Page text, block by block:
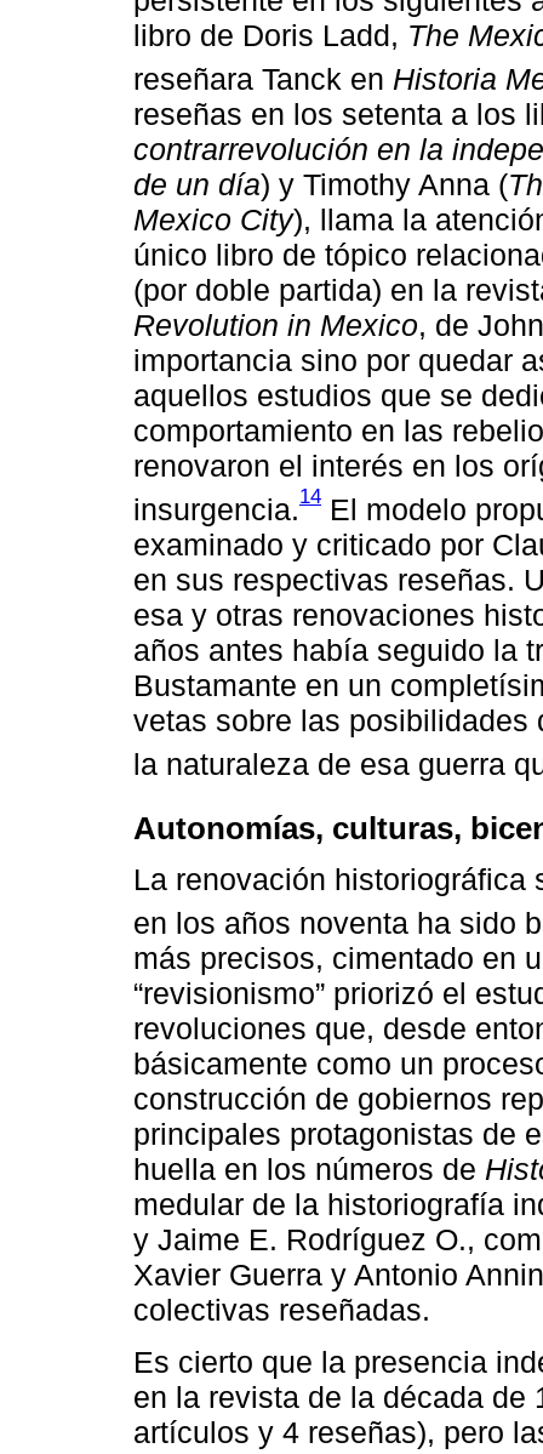
libro de Doris Ladd, The
reseñara Tanck en Historia
reseñas en los setenta a los
contrarrevolución en la
de un día) y Timothy Anna (
Mexico City), llama la
único libro de tópico
(por doble partida) en la
Revolution in Mexico, de
importancia sino por quedar
aquellos estudios que se
comportamiento en las
renovaron el interés en los
insurgencia.14 El modelo
examinado y criticado por
en sus respectivas reseñas.
esa y otras renovaciones
años antes había seguido la
Bustamante en un
vetas sobre las
la naturaleza de esa guerra
Autonomías, culturas,
La renovación
en los años noventa ha sido
más precisos, cimentado en
“revisionismo” priorizó el
revoluciones que, desde
básicamente como un
construcción de gobiernos
principales protagonistas de
huella en los números de
medular de la historiografía
y Jaime E. Rodríguez O.,
Xavier Guerra y Antonio
colectivas reseñadas.
Es cierto que la presencia
en la revista de la década de
artículos y 4 reseñas), pero